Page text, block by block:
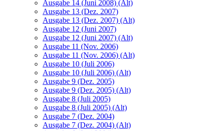
Ausgabe 14 (Juni 2008) (Alt)
Ausgabe 13 (Dez. 2007)
Ausgabe 13 (Dez. 2007) (Alt)
Ausgabe 12 (Juni 2007)
Ausgabe 12 (Juni 2007) (Alt)
Ausgabe 11 (Nov. 2006)
Ausgabe 11 (Nov. 2006) (Alt)
Ausgabe 10 (Juli 2006)
Ausgabe 10 (Juli 2006) (Alt)
Ausgabe 9 (Dez. 2005)
Ausgabe 9 (Dez. 2005) (Alt)
Ausgabe 8 (Juli 2005)
Ausgabe 8 (Juli 2005) (Alt)
Ausgabe 7 (Dez. 2004)
Ausgabe 7 (Dez. 2004) (Alt)